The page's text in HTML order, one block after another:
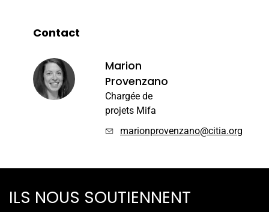
Contact
Marion
Provenzano
Chargée de
projets Mifa
marionprovenzano@citia.org
ILS NOUS SOUTIENNENT